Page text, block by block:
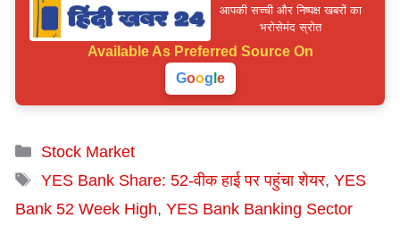
आपकी सच्ची और निष्पक्ष खबरों का
भरोसेमंद स्रोत
Available As Preferred Source On
Goog e
Categories
Stock Market
Tags
YES Bank Share: 52-वीक हाई पर पहुंचा शेयर, YES
Bank 52 Week High, YES Bank Banking Sector